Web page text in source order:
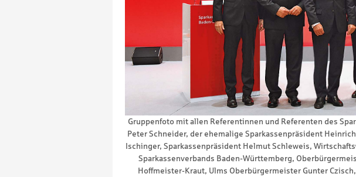
Gruppenfoto mit allen Referentinnen und Referenten des
Peter Schneider, der ehemalige Sparkassenpräsident
Ischinger, Sparkassenpräsident Helmut Schleweis,
Sparkassenverbands Baden-Württemberg,
Hoffmeister-Kraut, Ulms Oberbürgermeister Gunter